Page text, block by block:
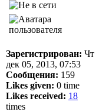
Зарегистрирован: Чт
дек 05, 2013, 07:53
Сообщения: 159
Likes given: 0 time
Likes received: 18
times